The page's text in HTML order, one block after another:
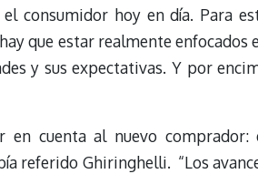
consumidor hoy en día. Para
que estar realmente enfocados
y sus expectativas. Y por
en cuenta al nuevo comprador:
referido Ghiringhelli. “Los